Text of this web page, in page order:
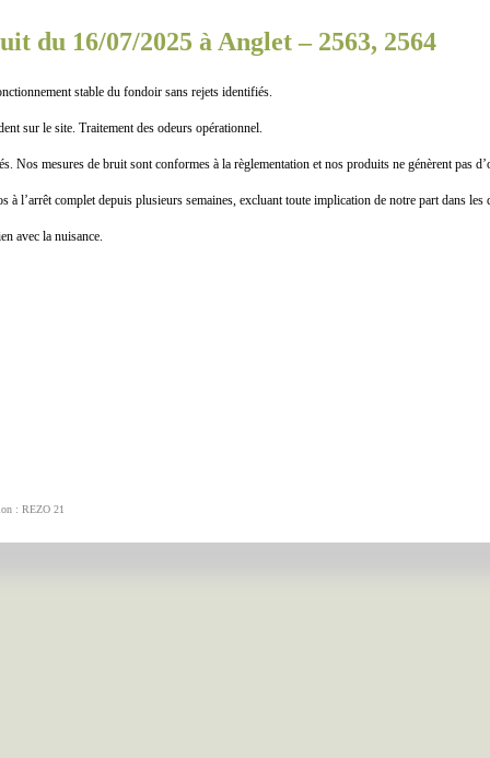
du 16/07/2025 à Anglet – 2563, 2564
stable du fondoir sans rejets identifiés.
sur le site. Traitement des odeurs opérationnel.
mesures de bruit sont conformes à la règlementation et nos produits ne génèrent pas
l’arrêt complet depuis plusieurs semaines, excluant toute implication de notre part dans les
avec la nuisance.
: REZO 21